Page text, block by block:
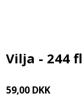
Vilja - 244
59,00 DKK